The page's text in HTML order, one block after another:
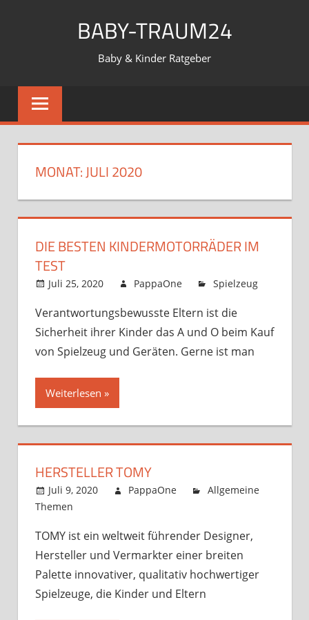
BABY-TRAUM24
Baby & Kinder Ratgeber
MONAT:JULI 2020
DIE BESTEN KINDERMOTORRÄDER IM
TEST
Juli 25, 2020 PappaOne Spielzeug
Verantwortungsbewusste Eltern ist die
Sicherheit ihrer Kinder das A und O beim Kauf
von Spielzeug und Geräten. Gerne ist man
Weiterlesen
HERSTELLER TOMY
Juli 9, 2020 PappaOne
Allgemeine
Themen
TOMY ist ein weltweit führender Designer,
Hersteller und Vermarkter einer breiten
Palette innovativer, qualitativ hochwertiger
Spielzeuge, die Kinder und Eltern